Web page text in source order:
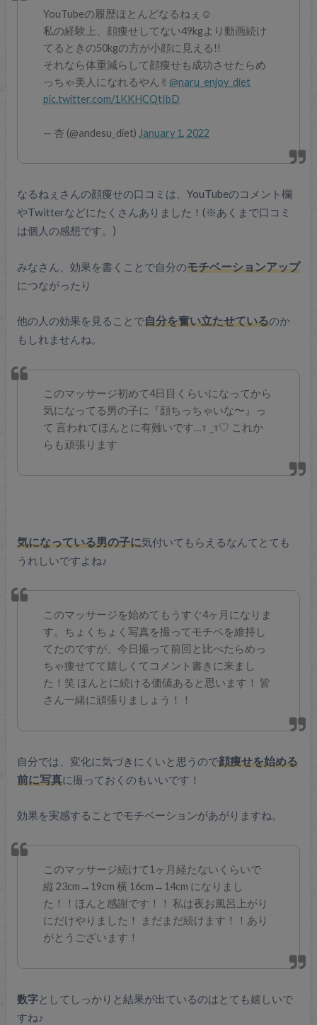
YouTubeの履歴ほとんどなるねぇ☺︎
私の経験上、顔痩せしてない49kgより動画続け
てるときの50kgの方が小顔に見える!!
それなら体重減らして顔痩せも成功させたらめ
っちゃ美人になれるやん✌︎ @naru_enjoy_diet
pic.twitter.com/1KKHCQtIbD
— 杏 (@andesu_diet) January 1, 2022
なるねぇさんの顔痩せの口コミは、YouTubeのコメント欄
やTwitterなどにたくさんありました！(※あくまで口コミ
は個人の感想です。)
みなさん、効果を書くことで自分のモチベーションアップ
につながったり
他の人の効果を見ることで自分を奮い立たせているのか
もしれませんね。
このマッサージ初めて4日目くらいになってから
気になってる男の子に『顔ちっちゃいな〜』っ
て 言われてほんとに有難いです…т ̫ т♡ これか
らも頑張ります
気になっている男の子に気付いてもらえるなんてとても
うれしいですよね♪
このマッサージを始めてもうすぐ4ヶ月になりま
す。ちょくちょく写真を撮ってモチベを維持し
てたのですが、今日撮って前回と比べたらめっ
ちゃ痩せてて嬉しくてコメント書きに来まし
た！笑 ほんとに続ける価値あると思います！
皆
さん一緒に頑張りましょう！！
自分では、変化に気づきにくいと思うので顔痩せを始める
前に写真に撮っておくのもいいです！
効果を実感することでモチベーションがあがりますね。
このマッサージ続けて1ヶ月経たないくらいで
縦 23cm→19cm 横 16cm→14cm になりまし
た！！ほんと感謝です！！
私は夜お風呂上がり
にだけやりました！
まだまだ続けます！！あり
がとうございます！
数字としてしっかりと結果が出ているのはとても嬉しいで
すね♪